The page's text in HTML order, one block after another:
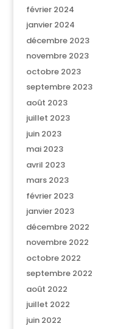
février 2024
janvier 2024
décembre 2023
novembre 2023
octobre 2023
septembre 2023
août 2023
juillet 2023
juin 2023
mai 2023
avril 2023
mars 2023
février 2023
janvier 2023
décembre 2022
novembre 2022
octobre 2022
septembre 2022
août 2022
juillet 2022
juin 2022